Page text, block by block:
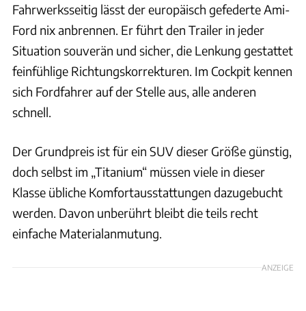
Fahrwerksseitig lässt der europäisch gefederte Ami-
Ford nix anbrennen. Er führt den Trailer in jeder
Situation souverän und sicher, die Lenkung gestattet
feinfühlige Richtungskorrekturen. Im Cockpit kennen
sich Fordfahrer auf der Stelle aus, alle anderen
schnell.
Der Grundpreis ist für ein SUV dieser Größe günstig,
doch selbst im „Titanium“ müssen viele in dieser
Klasse übliche Komfortausstattungen dazugebucht
werden. Davon unberührt bleibt die teils recht
einfache Materialanmutung.
ANZEIGE